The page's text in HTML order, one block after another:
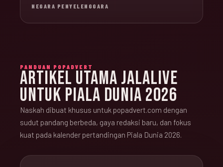
NEGARA PENYELENGGARA
PANDUAN POPADVERT
ARTIKEL UTAMA JALALIVE
UNTUK PIALA DUNIA 2026
Naskah dibuat khusus untuk popadvert.com dengan
sudut pandang berbeda, gaya redaksi baru, dan fokus
kuat pada kalender pertandingan Piala Dunia 2026.